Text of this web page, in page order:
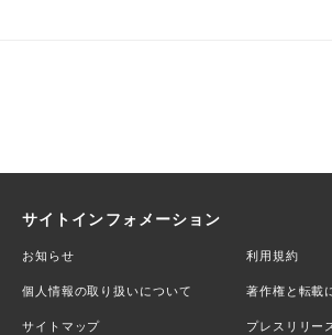
サイトインフォメーション
お知らせ 利用規約
個人情報の取り扱いについて 著作権と転載
サイトマップ プレスリリー